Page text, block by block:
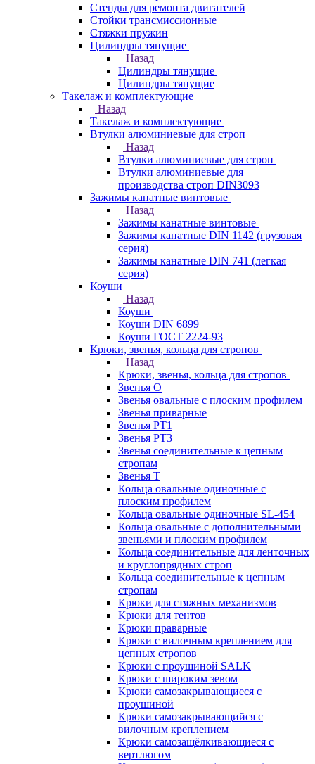
Стенды для ремонта двигателей
Стойки трансмиссионные
Стяжки пружин
Цилиндры тянущие
Назад
Цилиндры тянущие
Цилиндры тянущие
Такелаж и комплектующие
Назад
Такелаж и комплектующие
Втулки алюминиевые для строп
Назад
Втулки алюминиевые для строп
Втулки алюминиевые для
производства строп DIN3093
Зажимы канатные винтовые
Назад
Зажимы канатные винтовые
Зажимы канатные DIN 1142 (грузовая
серия)
Зажимы канатные DIN 741 (легкая
серия)
Коуши
Назад
Коуши
Коуши DIN 6899
Коуши ГОСТ 2224-93
Крюки, звенья, кольца для стропов
Назад
Крюки, звенья, кольца для стропов
Звенья О
Звенья овальные с плоским профилем
Звенья приварные
Звенья РТ1
Звенья РТ3
Звенья соединительные к цепным
стропам
Звенья Т
Кольца овальные одиночные c
плоским профилем
Кольца овальные одиночные SL-454
Кольца овальные с дополнительными
звеньями и плоским профилем
Кольца соединительные для ленточных
и круглопрядных строп
Кольца соединительные к цепным
стропам
Крюки для стяжных механизмов
Крюки для тентов
Крюки праварные
Крюки с вилочным креплением для
цепных стропов
Крюки с проушиной SALK
Крюки с широким зевом
Крюки самозакрывающиеся с
проушиной
Крюки самозакрывающийся с
вилочным креплением
Крюки самозащёлкивающиеся с
вертлюгом